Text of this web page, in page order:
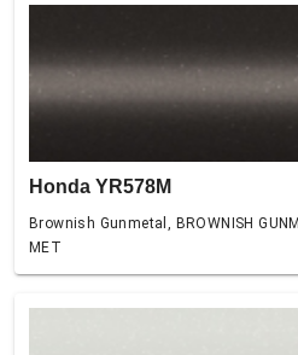
Honda YR578M
Brownish Gunmetal, BROWNISH
MET